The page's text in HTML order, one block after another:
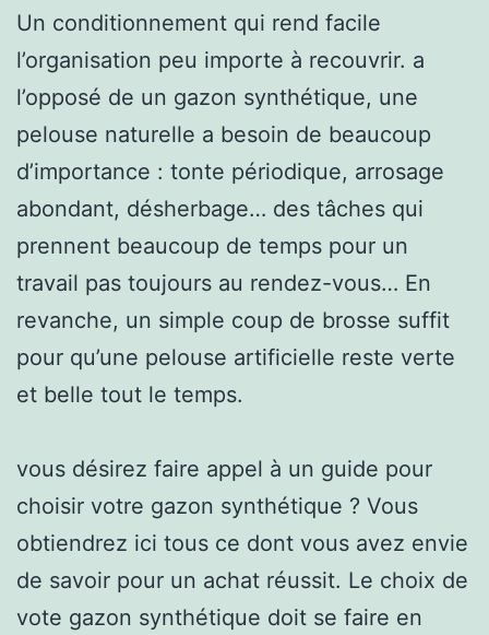
Un conditionnement qui rend facile
l’organisation peu importe à recouvrir. a
l’opposé de un gazon synthétique, une
pelouse naturelle a besoin de beaucoup
d’importance : tonte périodique, arrosage
abondant, désherbage… des tâches qui
prennent beaucoup de temps pour un
travail pas toujours au rendez-vous… En
revanche, un simple coup de brosse suffit
pour qu’une pelouse artificielle reste verte
et belle tout le temps.
vous désirez faire appel à un guide pour
choisir votre gazon synthétique ? Vous
obtiendrez ici tous ce dont vous avez envie
de savoir pour un achat réussit. Le choix de
vote gazon synthétique doit se faire en